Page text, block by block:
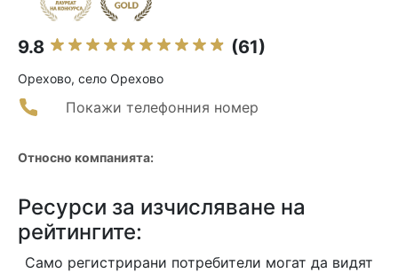
9.8 (61)
Орехово, село Орехово
Покажи телефонния номер
Относно компанията:
Ресурси за изчисляване на
рейтингите:
Само регистрирани потребители могат да видят